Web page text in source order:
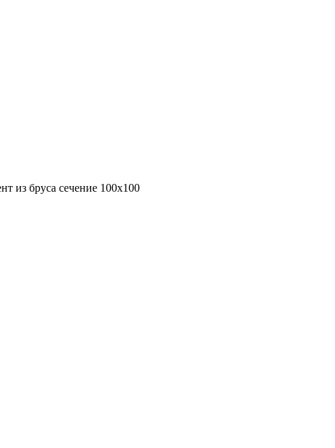
из бруса сечение 100х100